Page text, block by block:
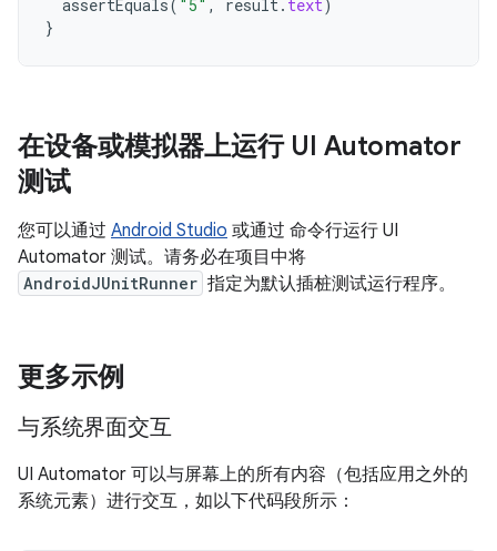
assertEquals( "5" , result. text)
}
在设备或模拟器上运行 UI Automator
测试
您可以通过 Android Studio 或通过 命令行运行 UI
Automator 测试。请务必在项目中将
AndroidJUnitRunner 指定为默认插桩测试运行程序。
更多示例
与系统界面交互
UI Automator 可以与屏幕上的所有内容（包括应用之外的
系统元素）进行交互，如以下代码段所示：